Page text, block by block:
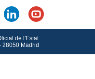
de l'Estat
28050 Madrid